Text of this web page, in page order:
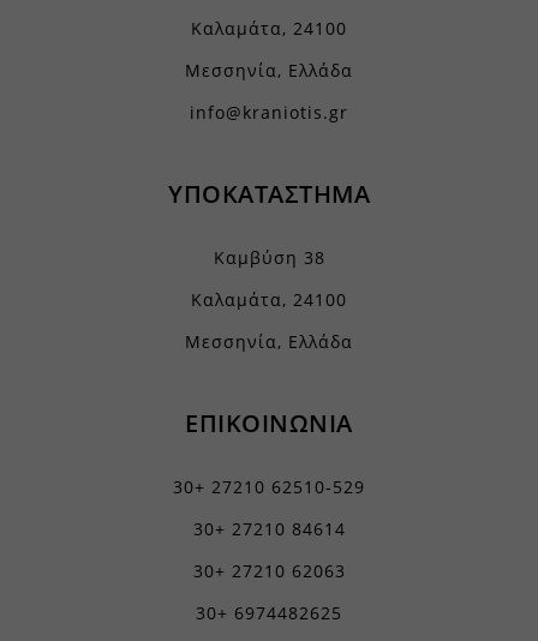
Καλαμάτα, 24100
Μεσσηνία, Ελλάδα
info@kraniotis.gr
ΥΠΟΚΑΤΑΣΤΗΜΑ
Καμβύση 38
Καλαμάτα, 24100
Μεσσηνία, Ελλάδα
ΕΠΙΚΟΙΝΩΝΙΑ
30+ 27210 62510-529
30+ 27210 84614
30+ 27210 62063
30+ 6974482625